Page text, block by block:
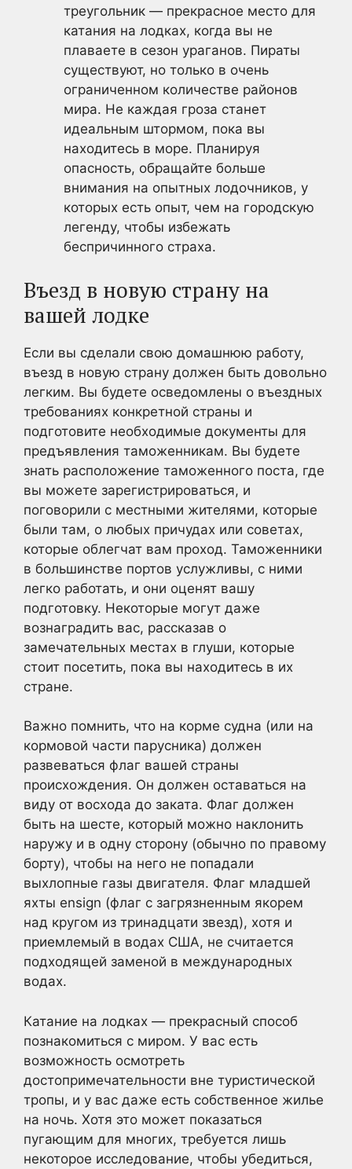
треугольник — прекрасное место для
катания на лодках, когда вы не
плаваете в сезон ураганов. Пираты
существуют, но только в очень
ограниченном количестве районов
мира. Не каждая гроза станет
идеальным штормом, пока вы
находитесь в море. Планируя
опасность, обращайте больше
внимания на опытных лодочников, у
которых есть опыт, чем на городскую
легенду, чтобы избежать
беспричинного страха.
Въезд в новую страну на
вашей лодке
Если вы сделали свою домашнюю работу,
въезд в новую страну должен быть довольно
легким. Вы будете осведомлены о въездных
требованиях конкретной страны и
подготовите необходимые документы для
предъявления таможенникам. Вы будете
знать расположение таможенного поста, где
вы можете зарегистрироваться, и
поговорили с местными жителями, которые
были там, о любых причудах или советах,
которые облегчат вам проход. Таможенники
в большинстве портов услужливы, с ними
легко работать, и они оценят вашу
подготовку. Некоторые могут даже
вознаградить вас, рассказав о
замечательных местах в глуши, которые
стоит посетить, пока вы находитесь в их
стране.
Важно помнить, что на корме судна (или на
кормовой части парусника) должен
развеваться флаг вашей страны
происхождения. Он должен оставаться на
виду от восхода до заката. Флаг должен
быть на шесте, который можно наклонить
наружу и в одну сторону (обычно по правому
борту), чтобы на него не попадали
выхлопные газы двигателя. Флаг младшей
яхты ensign (флаг с загрязненным якорем
над кругом из тринадцати звезд), хотя и
приемлемый в водах США, не считается
подходящей заменой в международных
водах.
Катание на лодках — прекрасный способ
познакомиться с миром. У вас есть
возможность осмотреть
достопримечательности вне туристической
тропы, и у вас даже есть собственное жилье
на ночь. Хотя это может показаться
пугающим для многих, требуется лишь
некоторое исследование, чтобы убедиться,